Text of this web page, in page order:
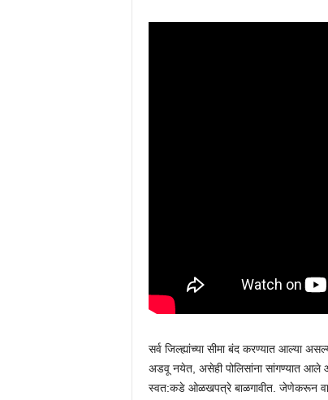
सर्व जिल्ह्यांच्या सीमा बंद करण्यात आल्या
अडवू नयेत, असेही पोलिसांना सांगण्यात आले
स्वत:कडे ओळखपत्रे बाळगावीत. जेणेकरून